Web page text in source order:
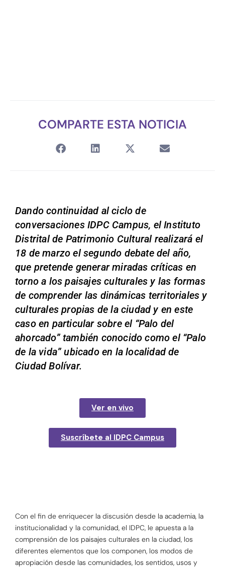
COMPARTE ESTA NOTICIA
Dando continuidad al ciclo de
conversaciones IDPC Campus, el Instituto
Distrital de Patrimonio Cultural realizará el
18 de marzo el segundo debate del año,
que pretende generar miradas críticas en
torno a los paisajes culturales y las formas
de comprender las dinámicas territoriales y
culturales propias de la ciudad y en este
caso en particular sobre el “Palo del
ahorcado” también conocido como el “Palo
de la vida” ubicado en la localidad de
Ciudad Bolívar.
Ver en vivo
Suscríbete al IDPC Campus
Con el fin de enriquecer la discusión desde la academia, la
institucionalidad y la comunidad, el IDPC, le apuesta a la
comprensión de los paisajes culturales en la ciudad, los
diferentes elementos que los componen, los modos de
apropiación desde las comunidades, los sentidos, usos y